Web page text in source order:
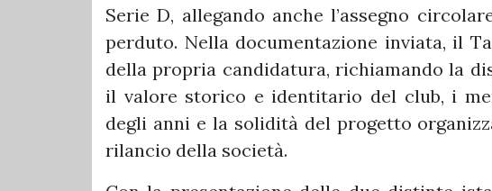
Serie D, allegando anche l’assegno
perduto. Nella documentazione inviata, il
della propria candidatura, richiamando la
il valore storico e identitario del club, i
degli anni e la solidità del progetto
rilancio della società.